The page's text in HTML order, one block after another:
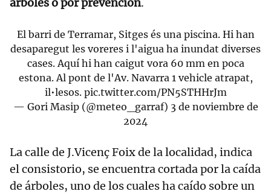
árboles o por prevención.
El barri de Terramar, Sitges és una piscina. Hi han
desaparegut les voreres i l'aigua ha inundat diverses
cases. Aquí hi han caigut vora 60 mm en poca
estona. Al pont de l'Av. Navarra 1 vehicle atrapat,
il•lesos. pic.twitter.com/PN5STHHrJm
— Gori Masip (@meteo_garraf) 3 de noviembre de
2024
La calle de J.Vicenç Foix de la localidad, indica
el consistorio, se encuentra cortada por la caída
de árboles, uno de los cuales ha caído sobre un